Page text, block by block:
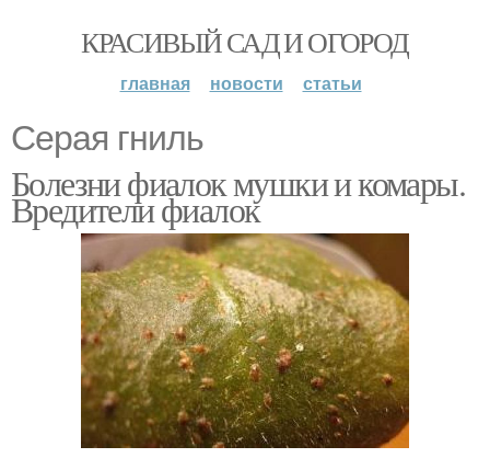
КРАСИВЫЙ САД И ОГОРОД
главная новости статьи
Серая гниль
Болезни фиалок мушки и комары.
Вредители фиалок